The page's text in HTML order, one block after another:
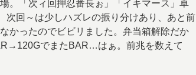
。「次ィ回押忍番長ぉ」「イキマース」卓
回～は少しハズレの振り分けあり、あと前
かったのでビビリました。弁当箱解除だか
でまたBAR…はぁ。前兆を数えて